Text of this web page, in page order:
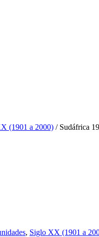
(1901 a 2000) / Sudáfrica
, Siglo XX (1901 a